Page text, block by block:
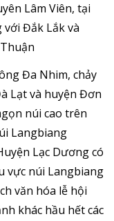
Lâm Viên, tại
Đắk Lắk và
Đa Nhim, chảy
Lạt và huyện Đơn
núi cao trên
Langbiang
Lạc Dương có
vực núi Langbiang
văn hóa lễ hội
khác hầu hết các